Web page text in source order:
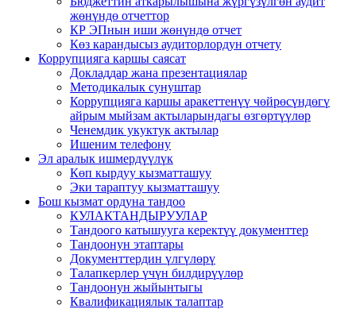
жөнүндө отчеттор
КР ЭПнын иши жөнүндө отчет
Көз карандысыз аудиторлордун отчету
Коррупцияга каршы саясат
Докладдар жана презентациялар
Методикалык сунуштар
Коррупцияга каршы аракеттенүү чөйрөсүндөгү
айрым мыйзам актыларындагы өзгөртүүлөр
Ченемдик укуктук актылар
Ишеним телефону
Эл аралык ишмердүүлүк
Көп кырдуу кызматташуу
Эки тараптуу кызматташуу
Бош кызмат ордуна тандоо
КУЛАКТАНДЫРУУЛАР
Тандоого катышууга керектүү документтер
Тандоонун этаптары
Документтердин үлгүлөрү
Талапкерлер үчүн билдирүүлөр
Тандоонун жыйынтыгы
Квалификациялык талаптар